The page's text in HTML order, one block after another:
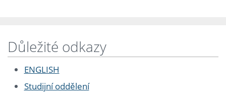
Důležité odkazy
ENGLISH
Studijní oddělení